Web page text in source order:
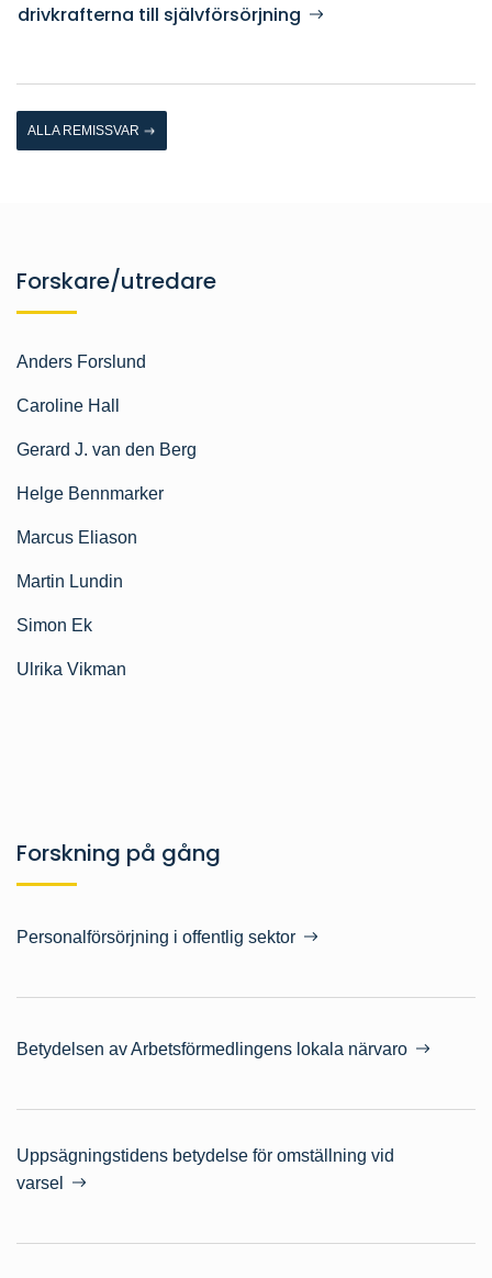
drivkrafterna till självförsörjning
ALLA REMISSVAR
Forskare/utredare
Anders Forslund
Caroline Hall
Gerard J. van den Berg
Helge Bennmarker
Marcus Eliason
Martin Lundin
Simon Ek
Ulrika Vikman
Forskning på gång
Personalförsörjning i offentlig sektor
Betydelsen av Arbetsförmedlingens lokala närvaro
Uppsägningstidens betydelse för omställning vid
varsel